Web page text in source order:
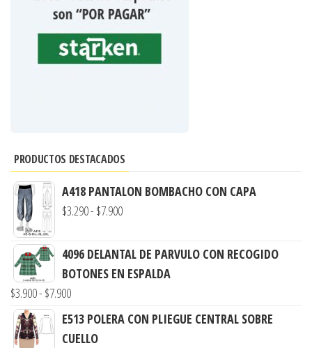
PRODUCTOS DESTACADOS
A418 PANTALON BOMBACHO CON CAPA
$3.290- $7.900Rango
precios:
desde
$7.900
4096 DELANTAL DE PARVULO CON RECOGIDO
BOTONES EN ESPALDA
$3.900- $7.900Rango
de
precios:
E513 POLERA CON PLIEGUE CENTRAL SOBRE
CUELLO